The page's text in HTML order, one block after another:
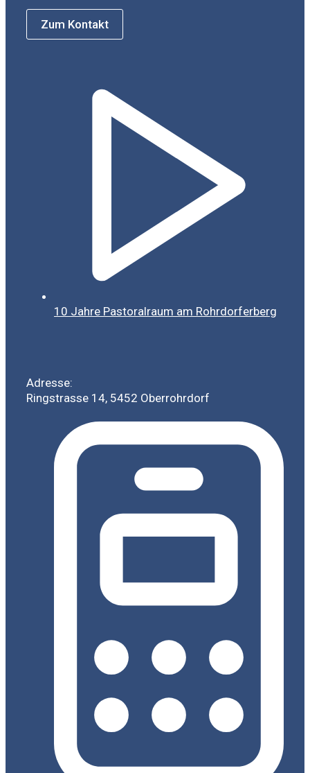
Zum Kontakt
10 Jahre Pastoralraum am Rohrdorferberg
Adresse:
Ringstrasse 14, 5452 Oberrohrdorf